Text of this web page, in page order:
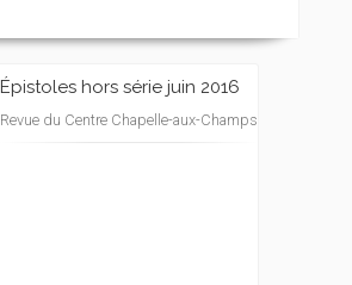
Épistoles hors série juin 2016
Revue du Centre Chapelle-aux-Champs